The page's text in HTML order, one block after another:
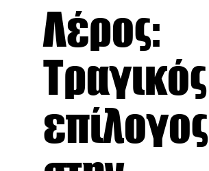
Λέρος:
Τραγικός
επίλογος